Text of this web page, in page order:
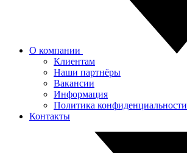
О компании
Клиентам
Наши партнёры
Вакансии
Информация
Политика конфиденциальности
Контакты